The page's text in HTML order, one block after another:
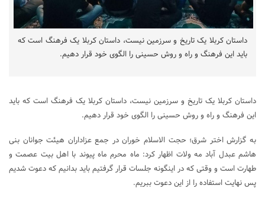
داستان کربلا یک تاریخ و سرزمین نیست، داستان کربلا یک فرهنگ است که
باید این فرهنگ و راه و روش حسینی را الگوی خود قرار دهیم.
داستان کربلا یک تاریخ و سرزمین نیست، داستان کربلا یک فرهنگ است که باید
این فرهنگ و راه و روش حسینی را الگوی خود قرار دهیم.
به گزارش اختر شرق؛ حجت الاسلام خوران در جمع عزاداران هیئت جوانان بنی
هاشم عبدل آباد مه ولات اظهار کرد: ماه محرم ماه پیوند با اهل بیت عصمت و
طهارت است و وقتی که در اینگونه جلسات قرار گرفتیم باید بدانیم که دعوت شدیم
پس نهایت استفاده را از این دعوت ببریم.